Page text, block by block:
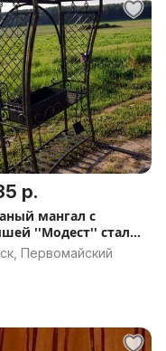
р.
мангал с
''Модест'' сталь
Первомайский